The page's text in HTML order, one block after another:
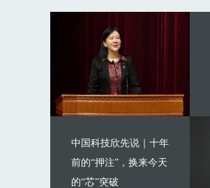
中国科技欣先说｜十年
前的“押注”，换来今天
的“芯”突破